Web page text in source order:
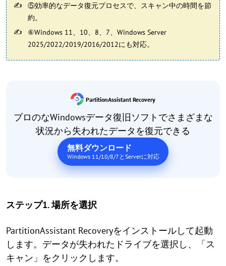
⑤効率的なデータ復元プロセスで、スキャン中の時間を節
約。
⑥Windows 11、10、8、7、Windows Server
2025/2022/2019/2016/2012にも対応。
PartitionAssistant Recovery
プロのなWindowsデータ復旧ソフトでさまざまな
状況から失われたデータを復元できる
無料ダウンロード
Windows 11/10/8/7とServerに対応
ステップ1. 場所を選択
PartitionAssistant Recoveryをインストールして起動
します。データが失われたドライブを選択し、「ス
キャン」をクリックします。